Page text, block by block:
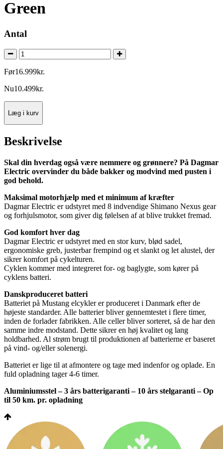
Green
Antal
Før16.999kr.
Nu10.499kr.
Læg i kurv
Beskrivelse
Skal din hverdag også være nemmere og grønnere? På Dagmar
Electric overvinder du både bakker og modvind med pusten i
god behold.
Maksimal motorhjælp med et minimum af kræfter
Dagmar Electric er udstyret med 8 indvendige Shimano Nexus gear
og forhjulsmotor, som giver dig følelsen af at blive trukket fremad.
God komfort hver dag
Dagmar Electric er udstyret med en stor kurv, blød sadel,
ergonomiske greb, justerbar frempind og et slankt og let alustel, der
sikrer komfort på cykelturen.
Cyklen kommer med integreret for- og baglygte, som kører på
cyklens batteri.
Danskproduceret batteri
Batteriet på Mustang elcykler er produceret i Danmark efter de
højeste standarder. Alle batterier bliver gennemtestet i flere timer,
inden de forlader fabrikken. Alle celler bliver sorteret, så de har den
samme indre modstand. Dette sikrer en høj kvalitet og lang
holdbarhed. Al strøm brugt til produktionen af batterierne er baseret
på vind- og/eller solenergi.
Batteriet er lige til at afmontere og tage med indenfor og oplade. En
fuld opladning tager 4-6 timer.
Aluminiumsstel – 3 års batterigaranti – 10 års stelgaranti – Op
til 50 km. pr. opladning